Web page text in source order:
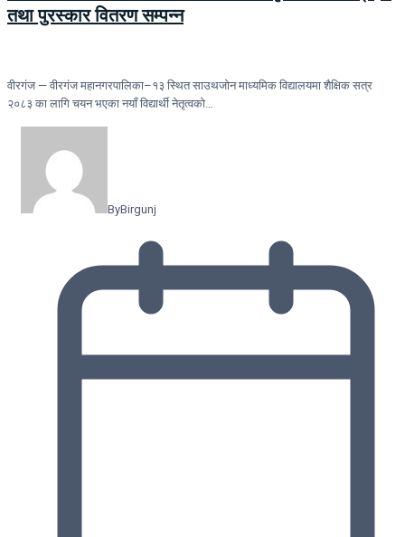
तथा पुरस्कार वितरण सम्पन्न
वीरगंज — वीरगंज महानगरपालिका–१३ स्थित साउथजोन माध्यमिक विद्यालयमा शैक्षिक सत्र
२०८३ का लागि चयन भएका नयाँ विद्यार्थी नेतृत्वको…
ByBirgunj